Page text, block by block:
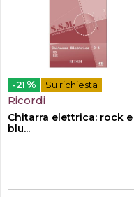
-21 % Su richiesta
Ricordi
Chitarra elettrica: rock e
blu...